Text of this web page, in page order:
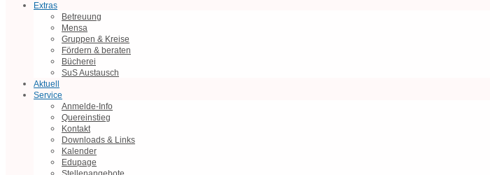
Extras
Betreuung
Mensa
Gruppen & Kreise
Fördern & beraten
Bücherei
SuS Austausch
Aktuell
Service
Anmelde-Info
Quereinstieg
Kontakt
Downloads & Links
Kalender
Edupage